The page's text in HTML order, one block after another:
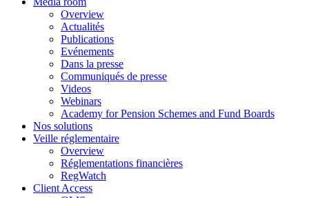
Overview
Actualités
Publications
Evénements
Dans la presse
Communiqués de presse
Videos
Webinars
Academy for Pension Schemes and Fund Boards
Nos solutions
Veille réglementaire
Overview
Réglementations financières
RegWatch
Client Access